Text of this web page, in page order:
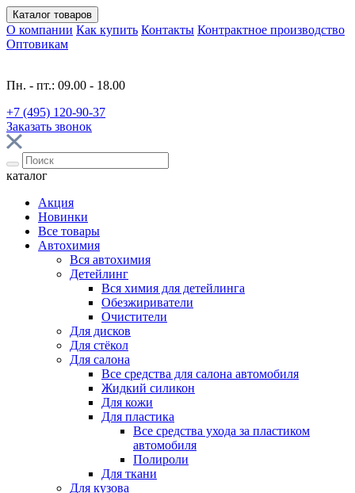
Каталог товаров
О компании Как купить Контакты Контрактное производство
Оптовикам
Пн. - пт.: 09.00 - 18.00
+7 (495) 120-90-37
Заказать звонок
каталог
Акция
Новинки
Все товары
Автохимия
Вся автохимия
Детейлинг
Вся химия для детейлинга
Обезжириватели
Очистители
Для дисков
Для стёкол
Для салона
Все средства для салона автомобиля
Жидкий силикон
Для кожи
Для пластика
Все средства ухода за пластиком
автомобиля
Полироли
Для ткани
Для кузова